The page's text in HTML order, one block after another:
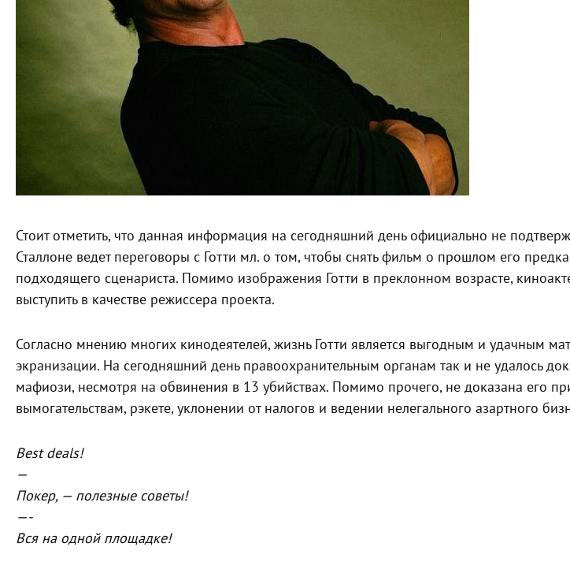
Стоит отметить, что данная информация на сегодняшний день официально не
Сталлоне ведет переговоры с Готти мл. о том, чтобы снять фильм о прошлом его
подходящего сценариста. Помимо изображения Готти в преклонном возрасте,
выступить в качестве режиссера проекта.
Согласно мнению многих кинодеятелей, жизнь Готти является выгодным и удачным
экранизации. На сегодняшний день правоохранительным органам так и не удалось
мафиози, несмотря на обвинения в 13 убийствах. Помимо прочего, не доказана его
вымогательствам, рэкете, уклонении от налогов и ведении нелегального азартного
Best deals!
—
Покер, — полезные советы!
—-
Вся на одной площадке!